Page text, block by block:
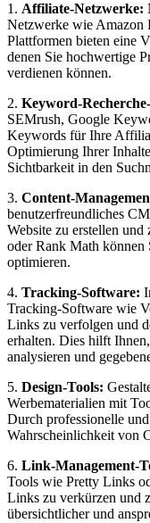
1. Affiliate-Netzwerke:
Netzwerke wie Amazon
Plattformen bieten eine
denen Sie hochwertige
verdienen können.
2. Keyword-
SEMrush, Google
Keywords für Ihre
Optimierung Ihrer
Sichtbarkeit in den
3. Content-
benutzerfreundliches
Website zu erstellen
oder Rank Math können
optimieren.
4. Tracking-Software:
Tracking-Software wie
Links zu verfolgen und
erhalten. Dies hilft
analysieren und
5. Design-Tools:
Werbematerialien mit
Durch professionelle
Wahrscheinlichkeit von
6. Link-Management-
Tools wie Pretty Links
Links zu verkürzen und
übersichtlicher und